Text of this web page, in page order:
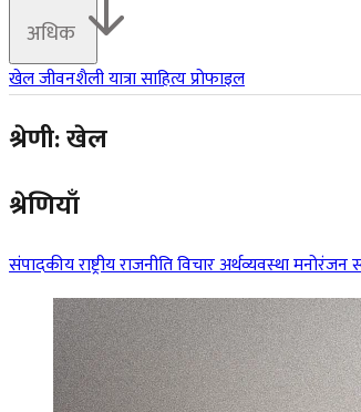
अधिक
खेलजीवनशैलीयात्रासाहित्यप्रोफाइल
श्रेणी: खेल
श्रेणियाँ
संपादकीयराष्ट्रीयराजनीतिविचारअर्थव्यवस्थामनोरंजन